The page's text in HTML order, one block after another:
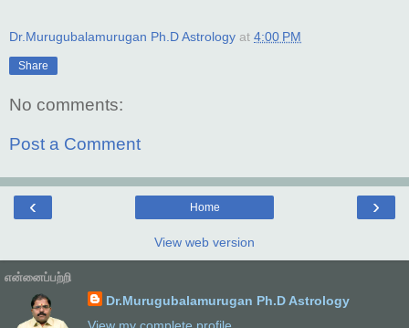
Dr.Murugubalamurugan Ph.D Astrology at 4:00 PM
Share
No comments:
Post a Comment
‹ ›
Home
View web version
என்னைப்பற்றி
Dr.Murugubalamurugan Ph.D Astrology